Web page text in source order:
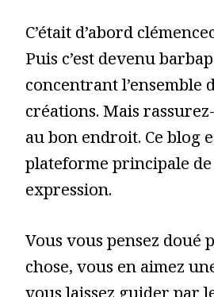
C’était d’abord
Puis c’est devenu
concentrant l’ensemble
créations. Mais
au bon endroit. Ce blog
plateforme principale
expression.
Vous vous pensez doué
chose, vous en aimez